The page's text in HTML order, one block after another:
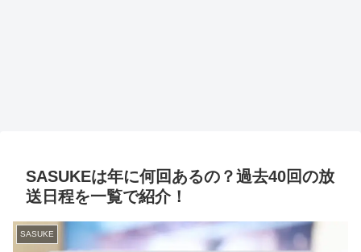
SASUKEは年に何回あるの？過去40回の放
送日程を一覧で紹介！
SASUKE